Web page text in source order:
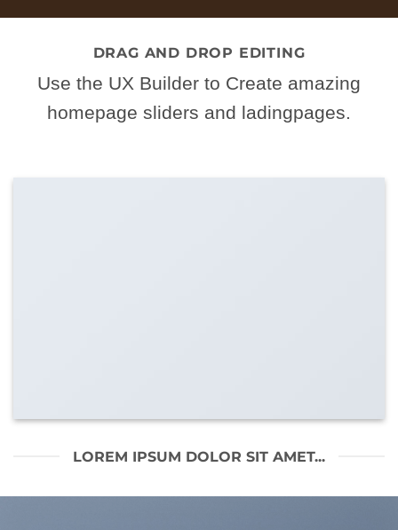
DRAG AND DROP EDITING
Use the UX Builder to Create amazing
homepage sliders and ladingpages.
LOREM IPSUM DOLOR SIT AMET...